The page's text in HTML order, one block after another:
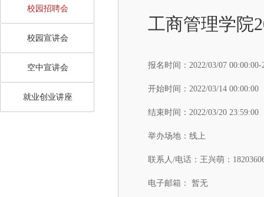
校园招聘会
校园宣讲会
空中宣讲会
就业创业讲座
工商管理学院
报名时间： 2022/03/07
开始时间： 2022/03/14 00:00:00
结束时间： 2022/03/20 23:59:00
举办场地： 线上
联系人/电话： 王兴萌：
电子邮箱： 暂无